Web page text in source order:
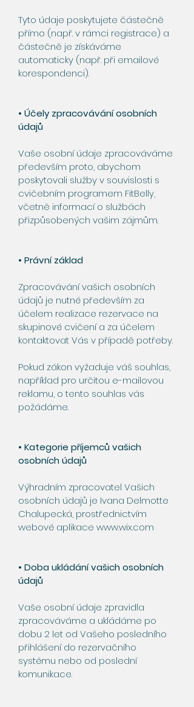
Tyto údaje poskytujete částečně
přímo (např. v rámci registrace) a
částečně je získáváme
automaticky (např. při emailové
korespondenci).
• Účely zpracovávání osobních
údajů
Vaše osobní údaje zpracováváme
především proto, abychom
poskytovali služby v souvislosti s
cvičebním programem FitBelly,
včetně informací o službách
přizpůsobených vašim zájmům.
• Právní základ
Zpracovávání vašich osobních
údajů je nutné především za
účelem realizace rezervace na
skupinové cvičení a za účelem
kontaktovat Vás v případě potřeby.
Pokud zákon vyžaduje váš souhlas,
například pro určitou e-mailovou
reklamu, o tento souhlas vás
požádáme.
• Kategorie příjemců vašich
osobních údajů
Výhradním zpracovatel Vašich
osobních údajů je Ivana Delmotte
Chalupecká, prostřednictvím
webové aplikace www.wix.com
• Doba ukládání vašich osobních
údajů
Vaše osobní údaje zpravidla
zpracováváme a ukládáme po
dobu 2 let od Vašeho posledního
přihlášení do rezervačního
systému nebo od poslední
komunikace.